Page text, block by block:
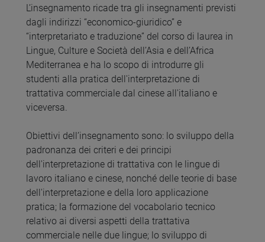
L’insegnamento ricade tra gli insegnamenti previsti
dagli indirizzi “economico-giuridico” e
“interpretariato e traduzione” del corso di laurea in
Lingue, Culture e Società dell’Asia e dell’Africa
Mediterranea e ha lo scopo di introdurre gli
studenti alla pratica dell'interpretazione di
trattativa commerciale dal cinese all'italiano e
viceversa.
Obiettivi dell’insegnamento sono: lo sviluppo della
padronanza dei criteri e dei principi
dell'interpretazione di trattativa con le lingue di
lavoro italiano e cinese, nonché delle teorie di base
dell'interpretazione e della loro applicazione
pratica; la formazione del vocabolario tecnico
relativo ai diversi aspetti della trattativa
commerciale nelle due lingue; lo sviluppo di